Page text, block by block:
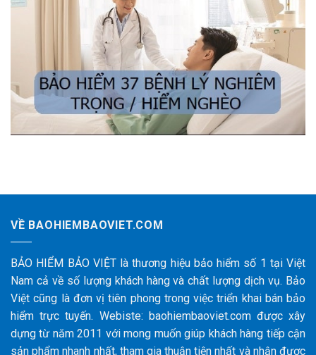
VỀ BAOHIEMBAOVIET.COM
BẢO HIỂM BẢO VIỆT là thương hiệu bảo hiểm số 1 tại Việt
Nam cả về số lượng khách hàng và chất lượng dịch vụ. Bảo
Việt cũng là đơn vị tiên phong trong việc triển khai bán bảo
hiểm trực tuyến. Webiste: baohiembaoviet.com được xây
dựng từ năm 2011 với mong muốn giúp khách hàng tiếp cận
sản phẩm nhanh nhất, tham gia thuận tiện nhất và nhận được